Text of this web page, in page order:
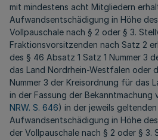
mit mindestens acht Mitgliedern
Aufwandsentschädigung in Höhe
Vollpauschale nach § 2 oder § 3.
Fraktionsvorsitzenden nach Satz 2
des § 46 Absatz 1 Satz 1 Nummer 3
das Land Nordrhein-Westfalen oder
Nummer 3 der Kreisordnung für das
in der Fassung der Bekanntmachung
NRW. S. 646) in der jeweils
Aufwandsentschädigung in Höhe
der Vollpauschale nach § 2 oder §